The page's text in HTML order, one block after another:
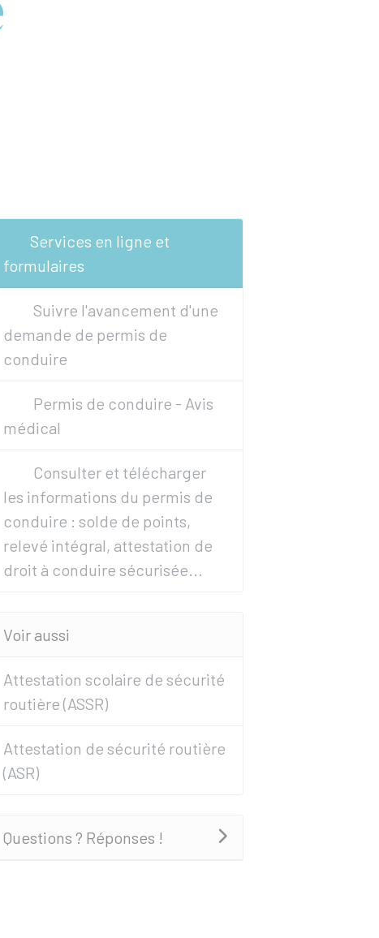
Services en ligne et
formulaires
Suivre l'avancement d'une
demande de permis de
conduire
Permis de conduire - Avis
médical
Consulter et télécharger
les informations du permis de
conduire : solde de points,
relevé intégral, attestation de
droit à conduire sécurisée...
Voir aussi
Attestation scolaire de sécurité
routière (ASSR)
Attestation de sécurité routière
(ASR)
Questions ? Réponses !